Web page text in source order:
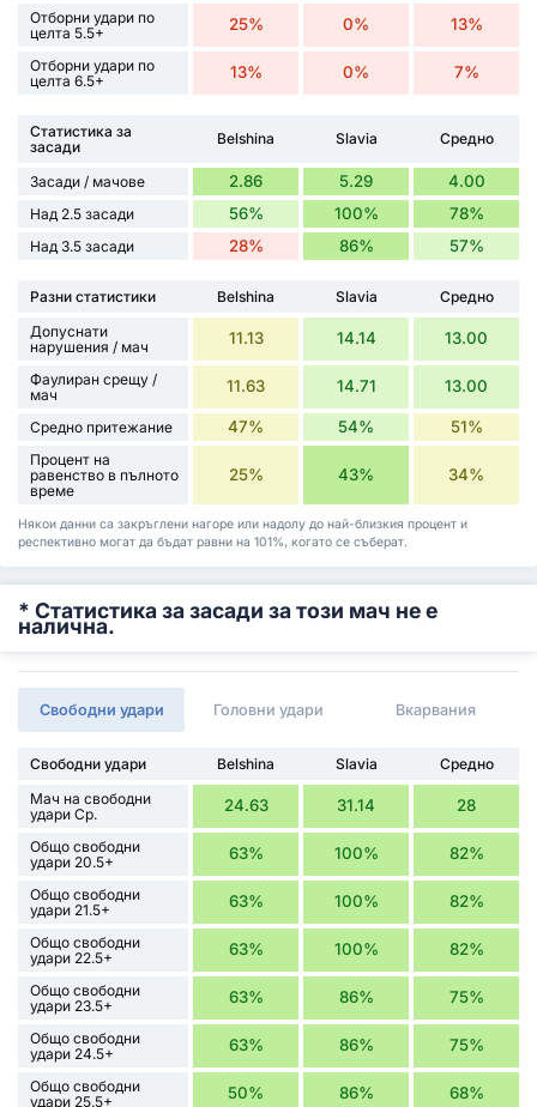
Отборни удари по
целта 5.5+
25% 0% 13%
Отборни удари по
целта 6.5+
13% 0% 7%
Статистика за
засади
Belshina Slavia Средно
Засади / мачове 2.86 5.29 4.00
Над 2.5 засади 56% 100% 78%
Над 3.5 засади 28% 86% 57%
Разни статистики Belshina Slavia
Средно
Допуснати
нарушения / мач
11.13 14.14 13.00
Фаулиран срещу /
мач
11.63 14.71 13.00
Средно притежание 47% 54% 51%
Процент на
равенство в пълното
време
25% 43% 34%
Някои данни са закръглени нагоре или надолу до най-близкия процент и
респективно могат да бъдат равни на 101%, когато се съберат.
* Статистика за засади за този мач не е
налична.
Свободни удари Головни удари Вкарвания
Свободни удари Belshina Slavia
Средно
Мач на свободни
удари Ср.
24.63 31.14 28
Общо свободни
удари 20.5+
63% 100% 82%
Общо свободни
удари 21.5+
63% 100% 82%
Общо свободни
удари 22.5+
63% 100% 82%
Общо свободни
удари 23.5+
63% 86% 75%
Общо свободни
удари 24.5+
63% 86% 75%
Общо свободни
удари 25.5+
50% 86% 68%